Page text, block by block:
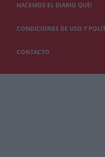
HACEMOS EL DIARIO QUÉ!
CONDICIONES DE USO Y
CONTACTO